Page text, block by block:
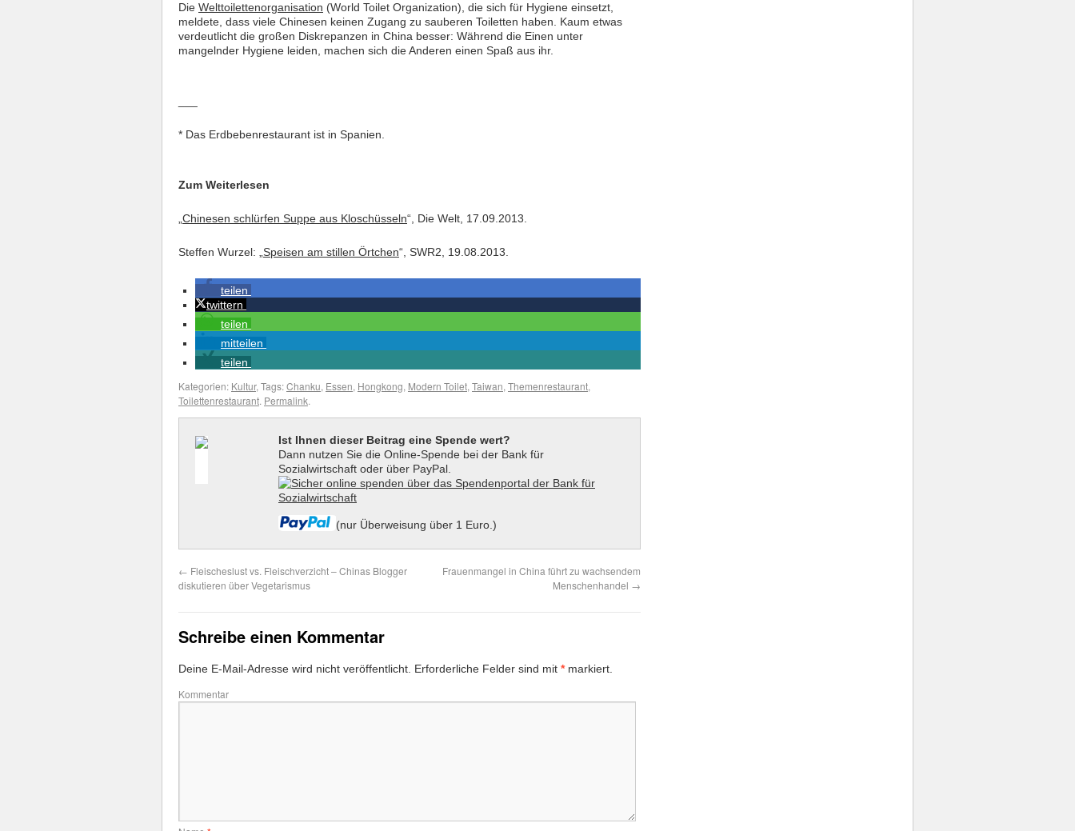
Die Welttoilettenorganisation (World Toilet Organization), die sich für Hygiene einsetzt,
meldete, dass viele Chinesen keinen Zugang zu sauberen Toiletten haben. Kaum etwas
verdeutlicht die großen Diskrepanzen in China besser: Während die Einen unter
mangelnder Hygiene leiden, machen sich die Anderen einen Spaß aus ihr.
* Das Erdbebenrestaurant ist in Spanien.
Zum Weiterlesen
„Chinesen schlürfen Suppe aus Kloschüsseln“, Die Welt, 17.09.2013.
Steffen Wurzel: „Speisen am stillen Örtchen“, SWR2, 19.08.2013.
teilen
twittern
teilen
mitteilen
teilen
Kategorien: Kultur, Tags:Chanku, Essen, Hongkong, Modern Toilet, Taiwan, Themenrestaurant,
Toilettenrestaurant. Permalink.
Ist Ihnen dieser Beitrag eine Spende wert?
Dann nutzen Sie die Online-Spende bei der Bank für
Sozialwirtschaft oder über PayPal.
(nur Überweisung über 1 Euro.)
← Fleischeslust vs. Fleischverzicht – Chinas Blogger
diskutieren über Vegetarismus
Frauenmangel in China führt zu wachsendem
Menschenhandel →
Schreibe einen Kommentar
Deine E-Mail-Adresse wird nicht veröffentlicht. Erforderliche Felder sind mit *markiert.
Kommentar